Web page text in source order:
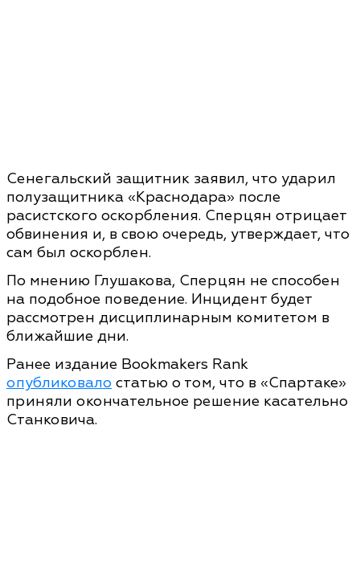
Сенегальский защитник заявил, что ударил
полузащитника «Краснодара» после
расистского оскорбления. Сперцян отрицает
обвинения и, в свою очередь, утверждает, что
сам был оскорблен.
По мнению Глушакова, Сперцян не способен
на подобное поведение. Инцидент будет
рассмотрен дисциплинарным комитетом в
ближайшие дни.
Ранее издание Bookmakers Rank
опубликовало статью о том, что в «Спартаке»
приняли окончательное решение касательно
Станковича.